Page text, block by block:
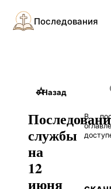
Последования
←Назад
☆
службы
на
12
июня
В